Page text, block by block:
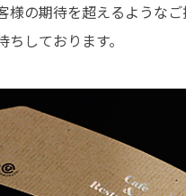
の期待を超えるようなご
しております。